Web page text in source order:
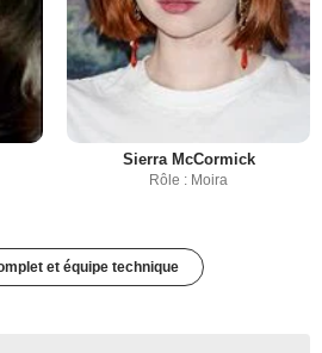
Sierra McCormick
Rôle : Moira
et équipe technique